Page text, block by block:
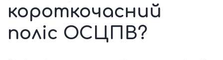
короткочасний
поліс ОСЦПВ?